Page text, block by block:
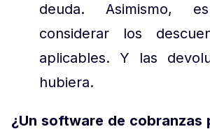
deuda. Asimismo,
considerar los
aplicables. Y las
hubiera.
¿Un software de cobranzas